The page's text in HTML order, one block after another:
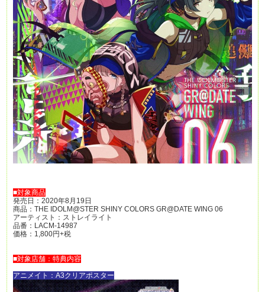
■対象商品
発売日：2020年8月19日
商品：THE IDOLM@STER SHINY COLORS GR@DATE WING 06
アーティスト：ストレイライト
品番：LACM-14987
価格：1,800円+税
■対象店舗：特典内容
アニメイト：A3クリアポスター